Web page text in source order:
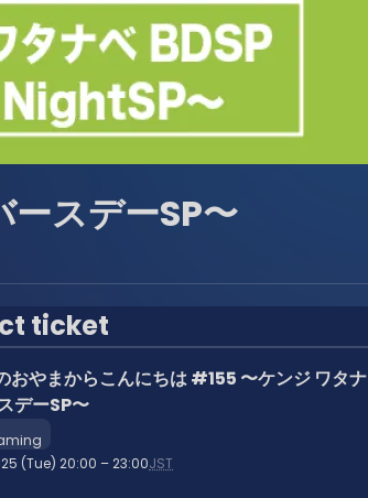
スデーSP〜
ticket
おやまからこんにちは #155 〜ケンジ ワタナ
デーSP〜
(Tue) 20:00 – 23:00JST